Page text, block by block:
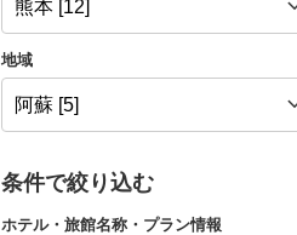
地域
条件で絞り込む
ホテル・旅館名称・プラン情報